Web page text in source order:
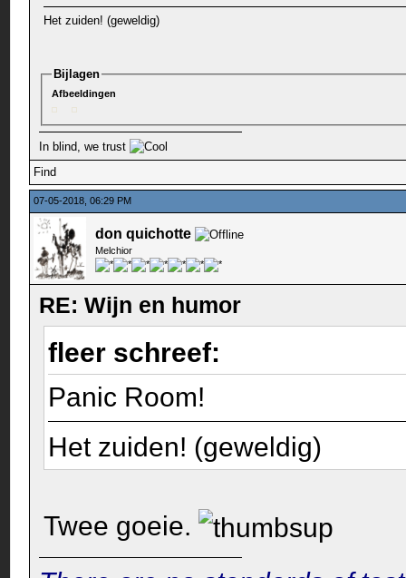
Het zuiden! (geweldig)
Bijlagen
Afbeeldingen
In blind, we trust
Find
07-05-2018, 06:29 PM
don quichotte
Melchior
RE: Wijn en humor
fleer schreef:
Panic Room!
Het zuiden! (geweldig)
Twee goeie.